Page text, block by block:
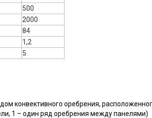
500
2000
84
1,2
5
конвективного оребрения,
1 – один ряд оребрения между панелями)